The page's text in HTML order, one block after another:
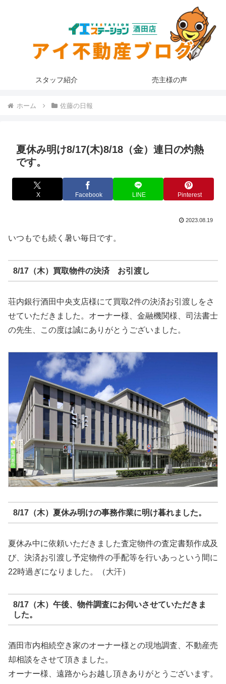
スタッフ紹介 売主様の声
ホーム 佐藤の日報
夏休み明け8/17(木)8/18（金）連日の灼熱
です。
X Facebook LINE Pinterest
2023.08.19
いつもでも続く暑い毎日です。
8/17（木）買取物件の決済 お引渡し
荘内銀行酒田中央支店様にて買取2件の決済お引渡しをさ
せていただきました。オーナー様、金融機関様、司法書士
の先生、この度は誠にありがとうございました。
8/17（木）夏休み明けの事務作業に明け暮れました。
夏休み中に依頼いただきました査定物件の査定書類作成及
び、決済お引渡し予定物件の手配等を行いあっという間に
22時過ぎになりました。（大汗）
8/17（木）午後、物件調査にお伺いさせていただきま
した。
酒田市内相続空き家のオーナー様との現地調査、不動産売
却相談をさせて頂きました。
オーナー様、遠路からお越し頂きありがとうございます。